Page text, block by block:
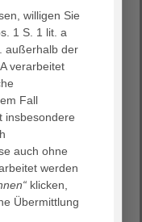
willigen Sie
1 S. 1 lit. a
außerhalb der
verarbeitet
Fall
insbesondere
auch ohne
werden
klicken,
Übermittlung